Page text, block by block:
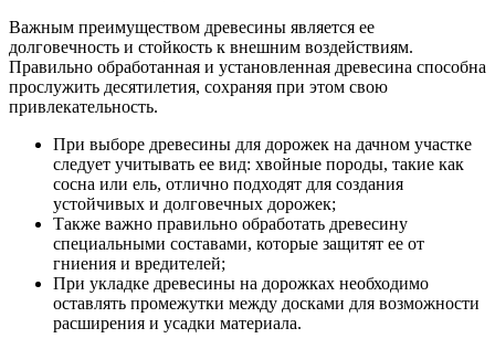
Важным преимуществом древесины является ее
долговечность и стойкость к внешним воздействиям.
Правильно обработанная и установленная древесина способна
прослужить десятилетия, сохраняя при этом свою
привлекательность.
При выборе древесины для дорожек на дачном участке
следует учитывать ее вид: хвойные породы, такие как
сосна или ель, отлично подходят для создания
устойчивых и долговечных дорожек;
Также важно правильно обработать древесину
специальными составами, которые защитят ее от
гниения и вредителей;
При укладке древесины на дорожках необходимо
оставлять промежутки между досками для возможности
расширения и усадки материала.